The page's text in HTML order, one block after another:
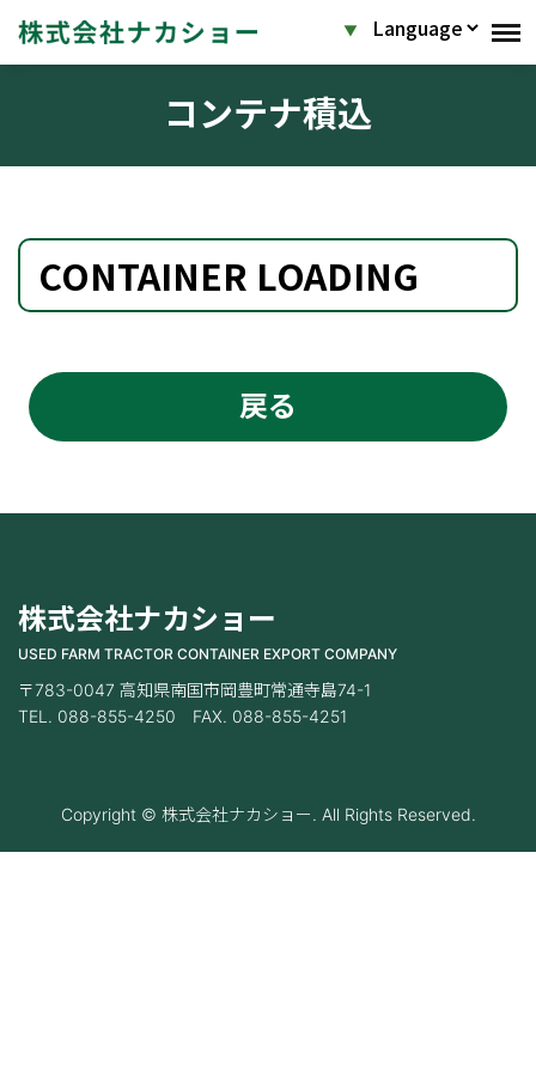
コンテナ積込
CONTAINER LOADING
戻る
株式会社ナカショー
USED FARM TRACTOR CONTAINER EXPORT COMPANY
〒783-0047 高知県南国市岡豊町常通寺島74-1
TEL. 088-855-4250 FAX. 088-855-4251
Copyright © 株式会社ナカショー. All Rights Reserved.